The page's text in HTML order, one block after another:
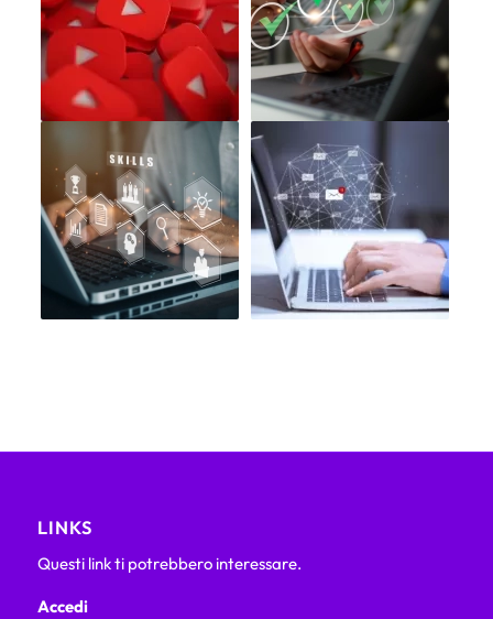
LINKS
Questi link ti potrebbero interessare.
Accedi